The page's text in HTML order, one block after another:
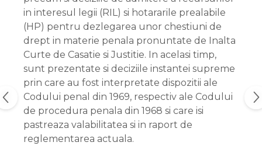
in interesul legii (RIL) si hotararile prealabile
(HP) pentru dezlegarea unor chestiuni de
drept in materie penala pronuntate de Inalta
Curte de Casatie si Justitie. In acelasi timp,
sunt prezentate si deciziile instantei supreme
prin care au fost interpretate dispozitii ale
Codului penal din 1969, respectiv ale Codului
de procedura penala din 1968 si care isi
pastreaza valabilitatea si in raport de
reglementarea actuala.